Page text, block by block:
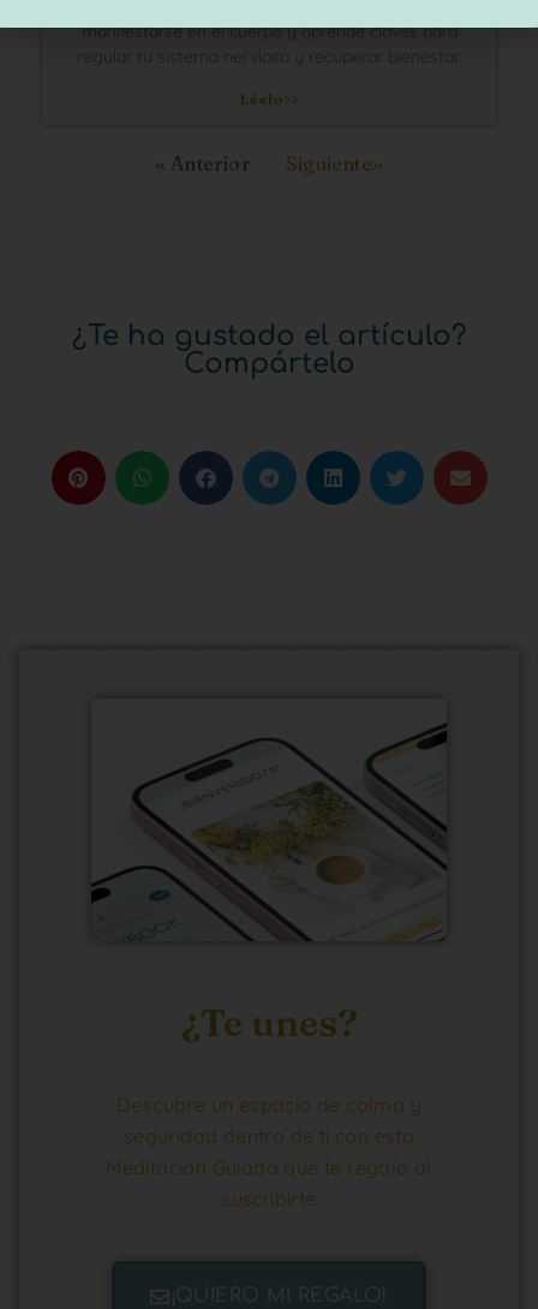
manifestarse en el cuerpo y aprende claves para
regular tu sistema nervioso y recuperar bienestar.
Léelo>>
« Anterior Siguiente»
¿Te ha gustado el artículo?
Compártelo
¿Te unes?
Descubre un espacio de calma y
seguridad dentro de ti con esta
Meditación Guiada que te regalo al
suscribirte
¡QUIERO MI REGALO!